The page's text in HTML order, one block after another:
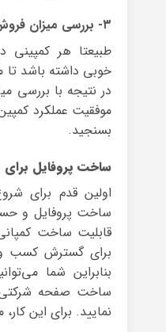
۳- بررسی میزان فروش
طبیعتا هر کمپینی
خوبی داشته باشد
در نتیجه با بررسی
موفقیت عملکرد
بسنجید.
ساخت پروفایل برای
اولین قدم برای
ساخت پروفایل و
قابلیت ساخت
برای گسترش کسب و
بنابراین شما
ساخت صفحه شرکتی،
نمایید. برای این کار،